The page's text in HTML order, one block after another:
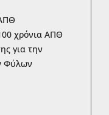
χρόνια ΑΠΘ
για την
Φύλων